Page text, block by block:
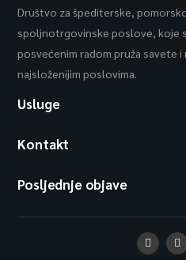
Društvo za špediterske,
spoljnotrgovinske poslove, koje
posvećenim radom pruža savete
najsloženijim poslovima.
Usluge
Kontakt
Posljednje objave